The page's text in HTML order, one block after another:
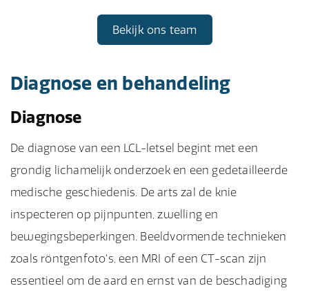
Bekijk ons team
Diagnose en behandeling
Diagnose
De diagnose van een LCL-letsel begint met een
grondig lichamelijk onderzoek en een gedetailleerde
medische geschiedenis. De arts zal de knie
inspecteren op pijnpunten, zwelling en
bewegingsbeperkingen. Beeldvormende technieken
zoals röntgenfoto's, een MRI of een CT-scan zijn
essentieel om de aard en ernst van de beschadiging